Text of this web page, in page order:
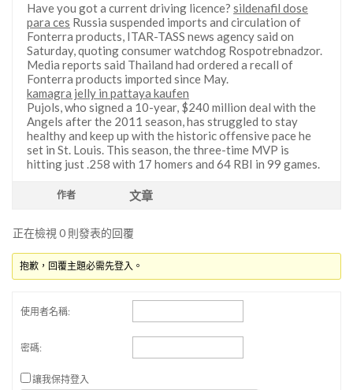
Have you got a current driving licence? sildenafil dose
para ces Russia suspended imports and circulation of
Fonterra products, ITAR-TASS news agency said on
Saturday, quoting consumer watchdog Rospotrebnadzor.
Media reports said Thailand had ordered a recall of
Fonterra products imported since May.
kamagra jelly in pattaya kaufen
Pujols, who signed a 10-year, $240 million deal with the
Angels after the 2011 season, has struggled to stay
healthy and keep up with the historic offensive pace he
set in St. Louis. This season, the three-time MVP is
hitting just .258 with 17 homers and 64 RBI in 99 games.
作者 文章
正在檢視 0 則發表的回覆
抱歉，回覆主題必需先登入。
使用者名稱:
密碼:
讓我保持登入